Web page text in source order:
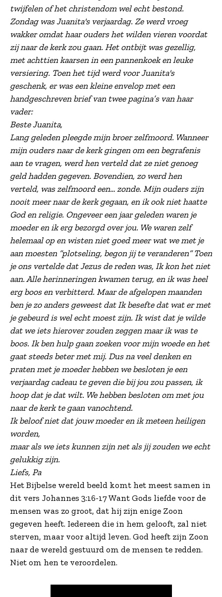
twijfelen of het christendom wel echt bestond.
Zondag was Juanita's verjaardag. Ze werd vroeg
wakker omdat haar ouders het wilden vieren voordat
zij naar de kerk zou gaan. Het ontbijt was gezellig,
met achttien kaarsen in een pannenkoek en leuke
versiering. Toen het tijd werd voor Juanita's
geschenk, er was een kleine envelop met een
handgeschreven brief van twee pagina’s van haar
vader:
Beste Juanita,
Lang geleden pleegde mijn broer zelfmoord. Wanneer
mijn ouders naar de kerk gingen om een begrafenis
aan te vragen, werd hen verteld dat ze niet genoeg
geld hadden gegeven. Bovendien, zo werd hen
verteld, was zelfmoord een… zonde. Mijn ouders zijn
nooit meer naar de kerk gegaan, en ik ook niet haatte
God en religie. Ongeveer een jaar geleden waren je
moeder en ik erg bezorgd over jou. We waren zelf
helemaal op en wisten niet goed meer wat we met je
aan moesten “plotseling, begon jij te veranderen” Toen
je ons vertelde dat Jezus de reden was, Ik kon het niet
aan. Alle herinneringen kwamen terug, en ik was heel
erg boos en verbitterd. Maar de afgelopen maanden
ben je zo anders geweest dat Ik besefte dat wat er met
je gebeurd is wel echt moest zijn. Ik wist dat je wilde
dat we iets hierover zouden zeggen maar ik was te
boos. Ik ben hulp gaan zoeken voor mijn woede en het
gaat steeds beter met mij. Dus na veel denken en
praten met je moeder hebben we besloten je een
verjaardag cadeau te geven die bij jou zou passen, ik
hoop dat je dat wilt. We hebben besloten om met jou
naar de kerk te gaan vanochtend.
Ik beloof niet dat jouw moeder en ik meteen heiligen
worden,
maar als we iets kunnen zijn net als jij zouden we echt
gelukkig zijn.
Liefs, Pa
Het Bijbelse wereld beeld komt het meest samen in
dit vers Johannes 3:16-17 Want Gods liefde voor de
mensen was zo groot, dat hij zijn enige Zoon
gegeven heeft. Iedereen die in hem gelooft, zal niet
sterven, maar voor altijd leven. God heeft zijn Zoon
naar de wereld gestuurd om de mensen te redden.
Niet om hen te veroordelen.